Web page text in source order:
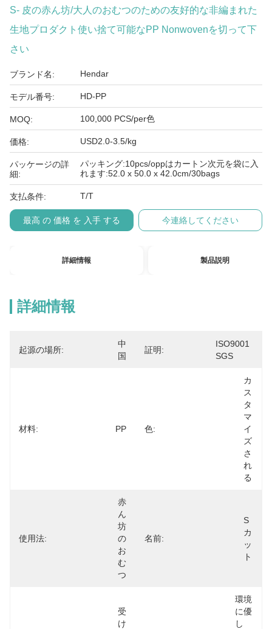
S- 皮の赤ん坊/大人のおむつのための友好的な非編まれた
生地プロダクト使い捨て可能なPP Nonwovenを切って下
さい
ブランド名: Hendar
モデル番号: HD-PP
MOQ: 100,000 PCS/per色
価格: USD2.0-3.5/kg
パッケージの詳
細:
パッキング:10pcs/oppはカートン次元を袋に入
れます:52.0 x 50.0 x 42.0cm/30bags
支払条件: T/T
最高 の 価格 を 入手 する 今連絡してください
詳細情報 製品説明
詳細情報
起源の場所:
中
国
証明:
ISO9001
SGS
材料: PP 色:
カ
ス
タ
マ
イ
ズ
さ
れ
る
使用法:
赤
ん
坊
の
お
む
つ
名前:
S
カ
ッ
ト
受
け
環境
に優
し